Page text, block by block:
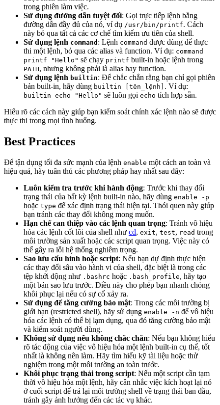
trong phiên làm việc.
Sử dụng đường dẫn tuyệt đối: Gọi trực tiếp lệnh bằng
đường dẫn đầy đủ của nó, ví dụ /usr/bin/printf. Cách
này bỏ qua tất cả các cơ chế tìm kiếm ưu tiên của shell.
Sử dụng lệnh command : Lệnh command được dùng để thực
thi một lệnh, bỏ qua các alias và function. Ví dụ: command
printf "Hello" sẽ chạy printf built-in hoặc lệnh trong
PATH, nhưng không phải là alias hay function.
Sử dụng lệnh builtin: Để chắc chắn rằng bạn chỉ gọi phiên
bản built-in, hãy dùng builtin [tên_lệnh] . Ví dụ:
builtin echo "Hello" sẽ luôn gọi echo tích hợp sẵn.
Hiểu rõ các cách này giúp bạn kiểm soát chính xác lệnh nào sẽ được
thực thi trong mọi tình huống.
Best Practices
Để tận dụng tối đa sức mạnh của lệnh enable một cách an toàn và
hiệu quả, hãy tuân thủ các phương pháp hay nhất sau đây:
Luôn kiểm tra trước khi hành động: Trước khi thay đổi
trạng thái của bất kỳ lệnh built-in nào, hãy dùng enable -p
hoặc type để xác định trạng thái hiện tại. Thói quen này giúp
bạn tránh các thay đổi không mong muốn.
Hạn chế can thiệp vào các lệnh quan trọng: Tránh vô hiệu
hóa các lệnh cốt lõi của shell như cd, exit, test, read trong
môi trường sản xuất hoặc các script quan trọng. Việc này có
thể gây ra lỗi hệ thống nghiêm trọng.
Sao lưu cấu hình hoặc script: Nếu bạn dự định thực hiện
các thay đổi sâu vào hành vi của shell, đặc biệt là trong các
tệp khởi động như .bashrc hoặc .bash_profile, hãy tạo
một bản sao lưu trước. Điều này cho phép bạn nhanh chóng
khôi phục lại nếu có sự cố xảy ra.
Sử dụng để tăng cường bảo mật: Trong các môi trường bị
giới hạn (restricted shell), hãy sử dụng enable -n để vô hiệu
hóa các lệnh có thể bị lạm dụng, qua đó tăng cường bảo mật
và kiểm soát người dùng.
Không sử dụng nếu không chắc chắn: Nếu bạn không hiểu
rõ tác động của việc vô hiệu hóa một lệnh built-in cụ thể, tốt
nhất là không nên làm. Hãy tìm hiểu kỹ tài liệu hoặc thử
nghiệm trong một môi trường an toàn trước.
Khôi phục trạng thái trong script: Nếu một script cần tạm
thời vô hiệu hóa một lệnh, hãy cân nhắc việc kích hoạt lại nó
ở cuối script để trả lại môi trường shell về trạng thái ban đầu,
tránh gây ảnh hưởng đến các tác vụ khác.